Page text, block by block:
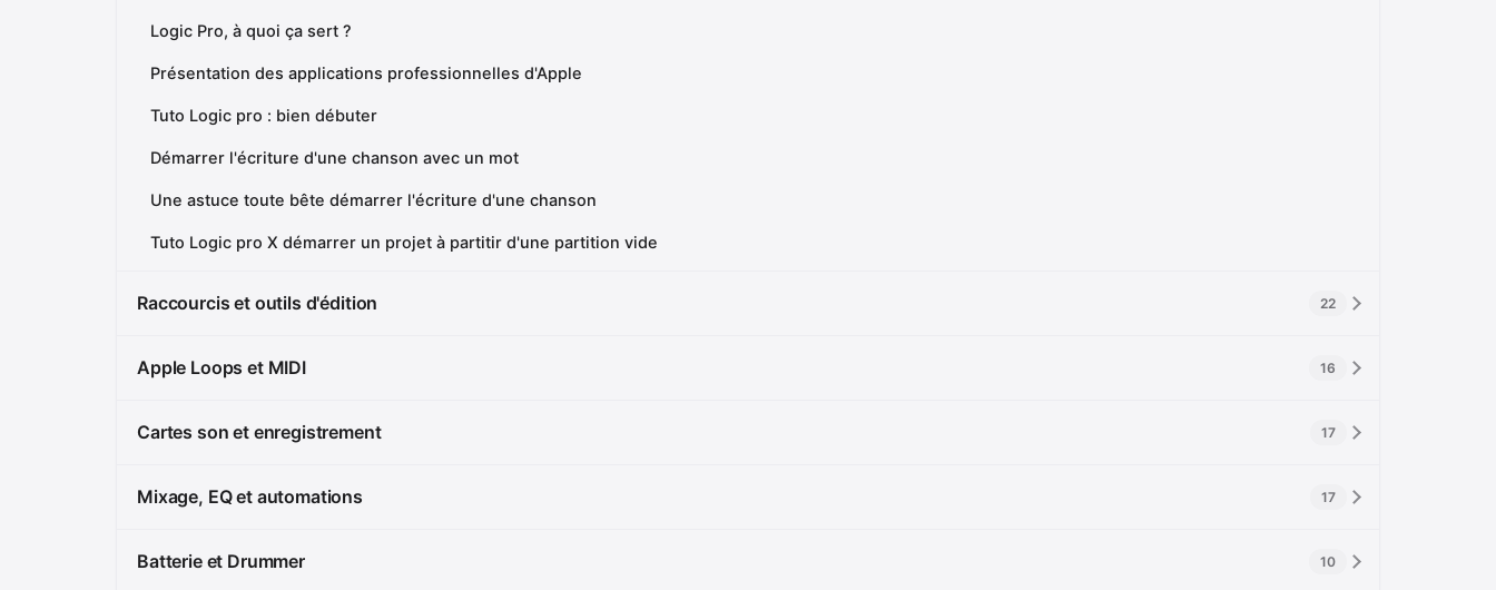
Logic Pro, à quoi ça sert ?
Présentation des applications professionnelles d'Apple
Tuto Logic pro : bien débuter
Démarrer l'écriture d'une chanson avec un mot
Une astuce toute bête démarrer l'écriture d'une chanson
Tuto Logic pro X démarrer un projet à partitir d'une partition vide
Raccourcis et outils d'édition 22
Apple Loops et MIDI 16
Cartes son et enregistrement 17
Mixage, EQ et automations 17
Batterie et Drummer 10